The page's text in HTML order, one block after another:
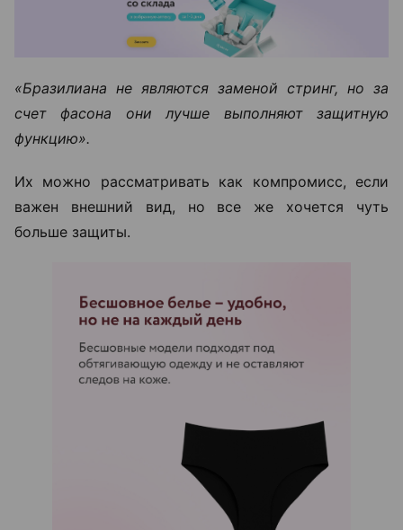
«Бразилиана не являются заменой стринг, но за
счет фасона они лучше выполняют защитную
функцию».
Их можно рассматривать как компромисс, если
важен внешний вид, но все же хочется чуть
больше защиты.